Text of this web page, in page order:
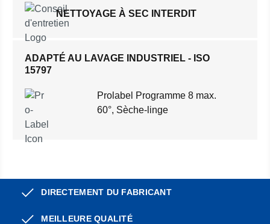
NETTOYAGE À SEC INTERDIT
ADAPTÉ AU LAVAGE INDUSTRIEL - ISO
15797
Prolabel Programme 8 max.
60°, Sèche-linge
DIRECTEMENT DU FABRICANT
MEILLEURE QUALITÉ